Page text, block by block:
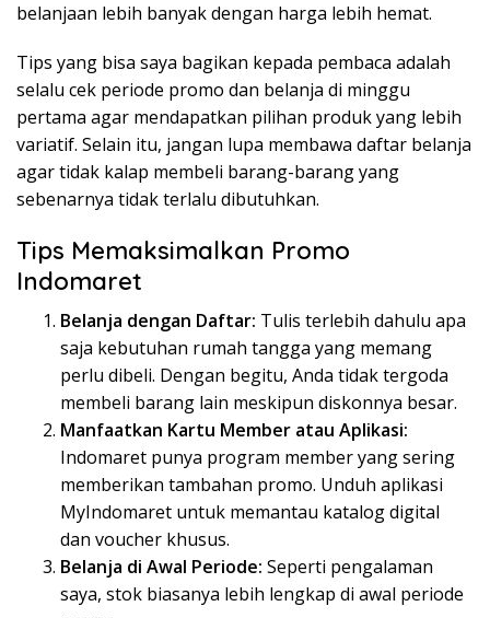
belanjaan lebih banyak dengan harga lebih hemat.
Tips yang bisa saya bagikan kepada pembaca adalah
selalu cek periode promo dan belanja di minggu
pertama agar mendapatkan pilihan produk yang lebih
variatif. Selain itu, jangan lupa membawa daftar belanja
agar tidak kalap membeli barang-barang yang
sebenarnya tidak terlalu dibutuhkan.
Tips Memaksimalkan Promo
Indomaret
Belanja dengan Daftar: Tulis terlebih dahulu apa
saja kebutuhan rumah tangga yang memang
perlu dibeli. Dengan begitu, Anda tidak tergoda
membeli barang lain meskipun diskonnya besar.
Manfaatkan Kartu Member atau Aplikasi:
Indomaret punya program member yang sering
memberikan tambahan promo. Unduh aplikasi
MyIndomaret untuk memantau katalog digital
dan voucher khusus.
Belanja di Awal Periode: Seperti pengalaman
saya, stok biasanya lebih lengkap di awal periode